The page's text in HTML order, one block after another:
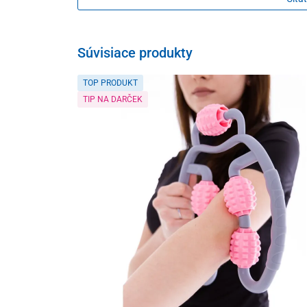
Pravidelné používanie zvyšuje účinnosť produktu. Je
250 ml
Súvisiace produkty
TOP PRODUKT
TIP NA DARČEK